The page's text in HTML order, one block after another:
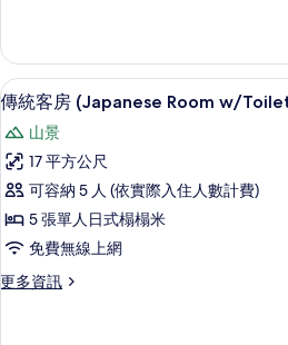
East)
的
所
有
相
片
客
房
(Japanese,
13.2sqm
Rest
Dinner
East)
的
詳
情
顯
示
傳
統
客
房
(Japanese
Room
傳
4
傳統客房 (Japanese Room w/
山景
17 平方公尺
可容納 5 人 (依實際入住人數計費)
5 張單人日式榻榻米
免費無線上網
更多資訊
更